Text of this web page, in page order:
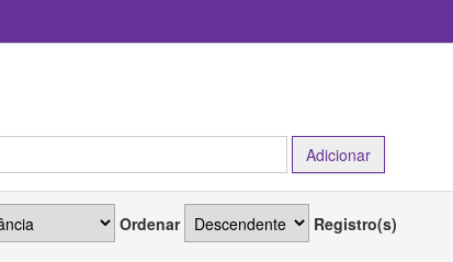
Ordenar Registro(s)